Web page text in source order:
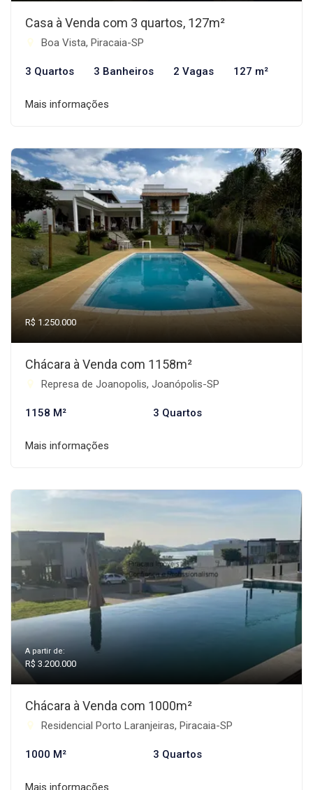
Casa à Venda com 3 quartos, 127m²
Boa Vista, Piracaia-SP
3 Quartos 3 Banheiros 2 Vagas 127 m²
Mais informações
R$ 1.250.000
Chácara à Venda com 1158m²
Represa de Joanopolis, Joanópolis-SP
1158 M² 3 Quartos
Mais informações
A partir de:
R$ 3.200.000
Chácara à Venda com 1000m²
Residencial Porto Laranjeiras, Piracaia-SP
1000 M² 3 Quartos
Mais informações